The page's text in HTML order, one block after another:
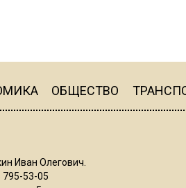
ОБЩЕСТВО
Иван Олегович.
795-53-05